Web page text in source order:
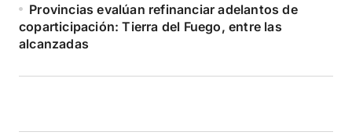
Provincias evalúan refinanciar adelantos de
coparticipación: Tierra del Fuego, entre las
alcanzadas